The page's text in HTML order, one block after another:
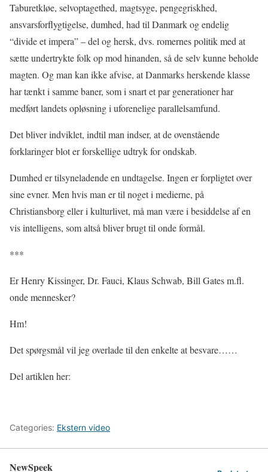
Taburetkløe, selvoptagethed, magtsyge, pengegriskhed,
ansvarsforflygtigelse, dumhed, had til Danmark og endelig
“divide et impera” – del og hersk, dvs. romernes politik med at
sætte undertrykte folk op mod hinanden, så de selv kunne beholde
magten. Og man kan ikke afvise, at Danmarks herskende klasse
har tænkt i samme baner, som i snart et par generationer har
medført landets opløsning i uforenelige parallelsamfund.
Det bliver indviklet, indtil man indser, at de ovenstående
forklaringer blot er forskellige udtryk for ondskab.
Dumhed er tilsyneladende en undtagelse. Ingen er forpligtet over
sine evner. Men hvis man er til noget i medierne, på
Christiansborg eller i kulturlivet, må man være i besiddelse af en
vis intelligens, som altså bliver brugt til onde formål.
***
Er Henry Kissinger, Dr. Fauci, Klaus Schwab, Bill Gates m.fl.
onde mennesker?
Hm!
Det spørgsmål vil jeg overlade til den enkelte at besvare……
Del artiklen her:
Categories: Ekstern video
NewSpeek